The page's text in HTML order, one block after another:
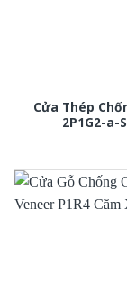
Cửa Thép
2P1G2-a-